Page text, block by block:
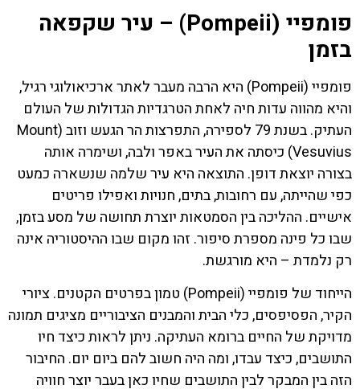
פומפיי (Pompeii) – עיר שקפאה
בזמן
פומפיי (Pompeii) היא הרבה מעבר לאתר ארכיאולוגי רגיל,
והיא מהווה עדות חיה לאחת הטרגדיות הגדולות של העולם
העתיק. בשנת 79 לספירה, התפרצות הר הגעש וזוב (Mount
Vesuvius) כיסתה את העיר באפר ולבה, ושימרה אותה
בצורה יוצאת דופן. התוצאה היא עיר שלמה שנשארה כמעט
כפי שהייתה, עם רחובות, בתים, חנויות ואפילו פריטים
אישיים. ההליכה בין הסמטאות יוצרת תחושה של מסע בזמן,
שבו כל פינה מספרת סיפור. זהו מקום שבו ההיסטוריה אינה
רק נלמדת – היא מורגשת.
הייחוד של פומפיי (Pompeii) טמון בפרטים הקטנים. ציורי
הקיר, הפסיפסים, כלי הבית והמבנים הציבוריים מציגים תמונה
מדויקת של החיים ברומא העתיקה. ניתן לראות כיצד חיו
התושבים, כיצד עבדו, ומה היה חשוב להם ביום יום. החיבור
הזה בין המבקר לבין התושבים שחיו כאן בעבר יוצר חוויה